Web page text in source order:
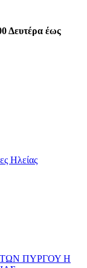
Δευτέρα έως
Ηλείας
ΠΥΡΓΟΥ Η